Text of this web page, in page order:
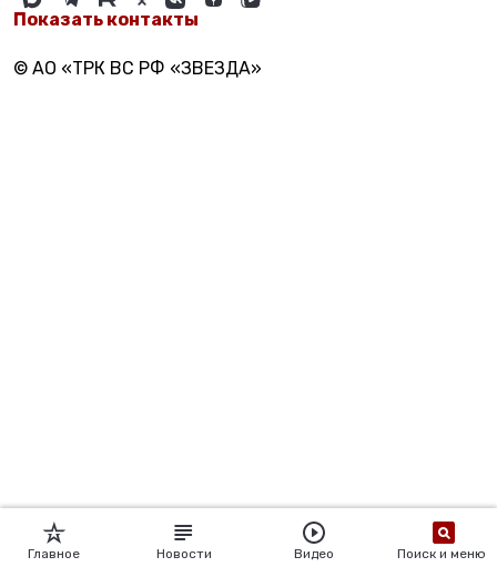
Показать контакты
© АО «ТРК ВС РФ «ЗВЕЗДА»
Главное Новости Видео Поиск и меню